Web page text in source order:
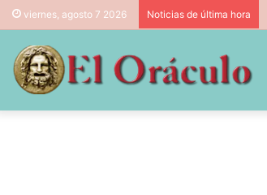
viernes, agosto 7 2026 Noticias de última hora